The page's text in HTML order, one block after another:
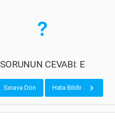
SORUNUN CEVABI: E
Sınava Dön Hata Bildir